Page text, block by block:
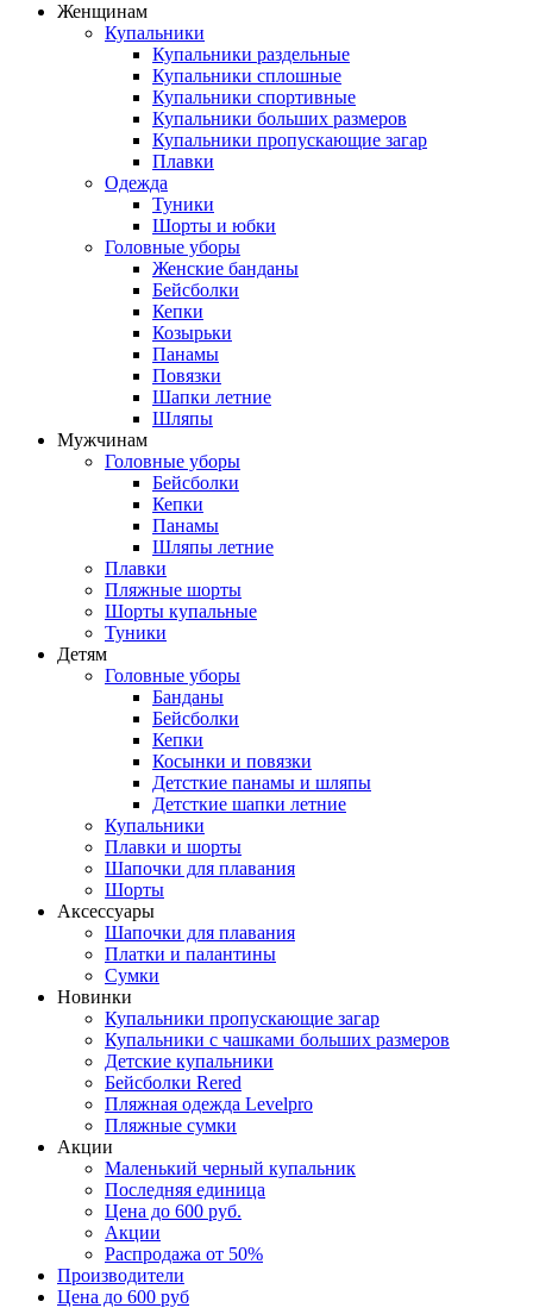
Женщинам
Купальники
Купальники раздельные
Купальники сплошные
Купальники спортивные
Купальники больших размеров
Купальники пропускающие загар
Плавки
Одежда
Туники
Шорты и юбки
Головные уборы
Женские банданы
Бейсболки
Кепки
Козырьки
Панамы
Повязки
Шапки летние
Шляпы
Мужчинам
Головные уборы
Бейсболки
Кепки
Панамы
Шляпы летние
Плавки
Пляжные шорты
Шорты купальные
Туники
Детям
Головные уборы
Банданы
Бейсболки
Кепки
Косынки и повязки
Детсткие панамы и шляпы
Детсткие шапки летние
Купальники
Плавки и шорты
Шапочки для плавания
Шорты
Аксессуары
Шапочки для плавания
Платки и палантины
Сумки
Новинки
Купальники пропускающие загар
Купальники с чашками больших размеров
Детские купальники
Бейсболки Rered
Пляжная одежда Levelpro
Пляжные сумки
Акции
Маленький черный купальник
Последняя единица
Цена до 600 руб.
Акции
Распродажа от 50%
Производители
Цена до 600 руб